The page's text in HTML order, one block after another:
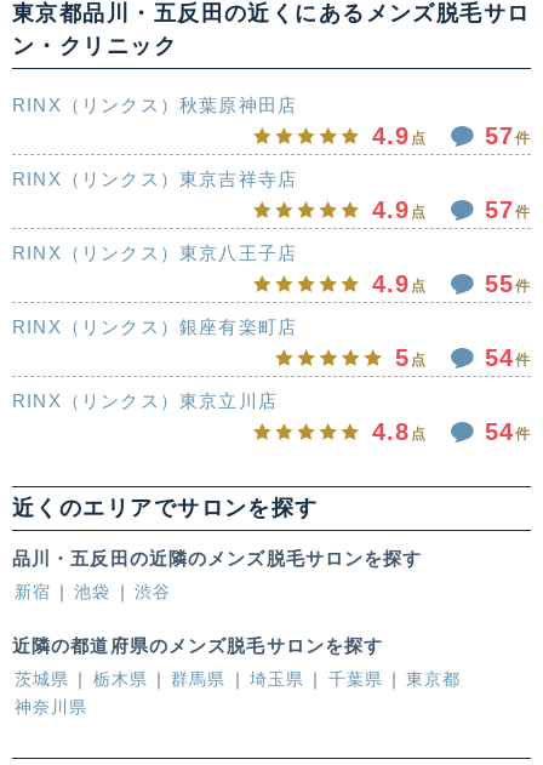
東京都品川・五反田の近くにあるメンズ脱毛サロ
ン・クリニック
RINX（リンクス）秋葉原神田店
4.9 点 57件
RINX（リンクス）東京吉祥寺店
4.9 点 57件
RINX（リンクス）東京八王子店
4.9 点 55件
RINX（リンクス）銀座有楽町店
5 点 54件
RINX（リンクス）東京立川店
4.8 点 54件
近くのエリアでサロンを探す
品川・五反田の近隣のメンズ脱毛サロンを探す
新宿 池袋 渋谷
近隣の都道府県のメンズ脱毛サロンを探す
茨城県 栃木県 群馬県 埼玉県 千葉県
東京都
神奈川県